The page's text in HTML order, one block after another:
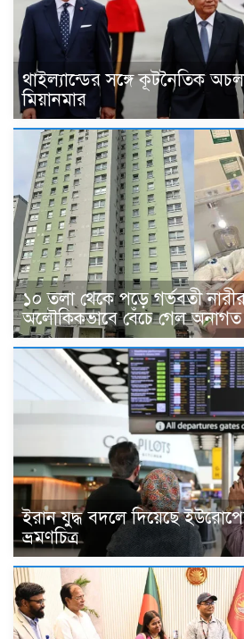
থাইল্যান্ডের সঙ্গে কূটনৈতিক
মিয়ানমার
১০ তলা থেকে পড়ে গর্ভবতী
অলৌকিকভাবে বেঁচে গেল
ইরান যুদ্ধ বদলে দিয়েছে
ভ্রমণচিত্র